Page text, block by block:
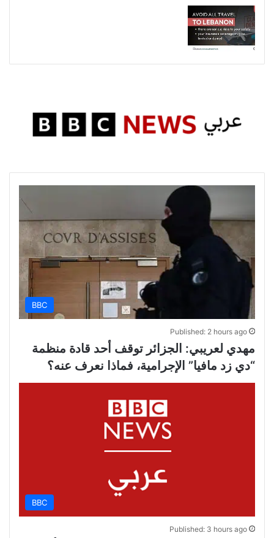
BBC
Published: 2 hours ago
مهدي لعريبي: الجزائر توقف أحد قادة منظمة
“دي زد مافيا” الإجرامية، فماذا نعرف عنه؟
BBC
Published: 3 hours ago